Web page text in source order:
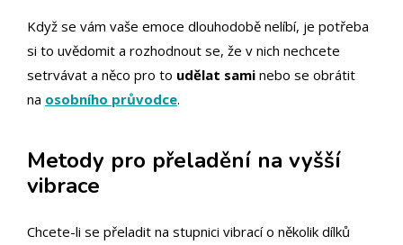
Když se vám vaše emoce dlouhodobě nelíbí, je potřeba
si to uvědomit a rozhodnout se, že v nich nechcete
setrvávat a něco pro to udělat sami nebo se obrátit
na osobního průvodce.
Metody pro přeladění na vyšší
vibrace
Chcete-li se přeladit na stupnici vibrací o několik dílků